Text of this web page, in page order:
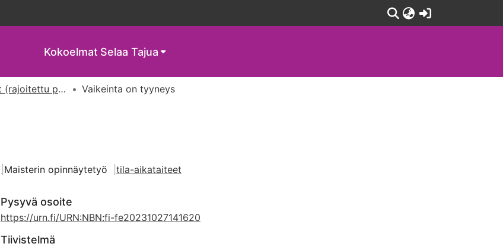
Kokoelmat Selaa Tajua
Kirjalliset opinnäytteet (rajoitettu pääsy) Vaikeinta on tyyneys
Maisterin opinnäytetyö tila-aikataiteet
Pysyvä osoite
https://urn.fi/URN:NBN:fi-fe20231027141620
Tiivistelmä